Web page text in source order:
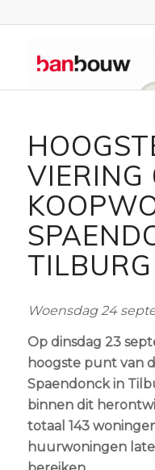
VIERING
TILBURG
Woensdag 24
Op dinsdag 23
hoogste punt van
Spaendonck in
binnen dit
totaal 143
huurwoningen